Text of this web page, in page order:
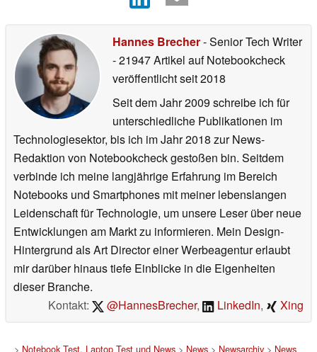
Hannes Brecher- Senior Tech Writer
- 21947 Artikel auf Notebookcheck
veröffentlichtseit 2018
Seit dem Jahr 2009 schreibe ich für
unterschiedliche Publikationen im
Technologiesektor, bis ich im Jahr 2018 zur News-
Redaktion von Notebookcheck gestoßen bin. Seitdem
verbinde ich meine langjährige Erfahrung im Bereich
Notebooks und Smartphones mit meiner lebenslangen
Leidenschaft für Technologie, um unsere Leser über neue
Entwicklungen am Markt zu informieren. Mein Design-
Hintergrund als Art Director einer Werbeagentur erlaubt
mir darüber hinaus tiefe Einblicke in die Eigenheiten
dieser Branche.
Kontakt:
@HannesBrecher, LinkedIn, Xing
> Notebook Test, Laptop Test und News> News> Newsarchiv> News